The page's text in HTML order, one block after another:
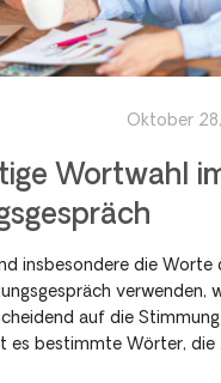
Oktober
Wortwahl
insbesondere die Worte
verwenden,
auf die Stimmung
es bestimmte Wörter, die ...